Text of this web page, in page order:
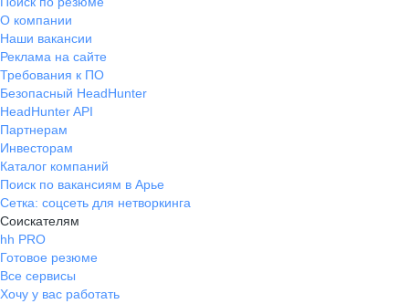
О компании
Наши вакансии
Реклама на сайте
Требования к ПО
Безопасный HeadHunter
HeadHunter API
Партнерам
Инвесторам
Каталог компаний
Поиск по вакансиям в Арье
Сетка: соцсеть для нетворкинга
Соискателям
hh PRO
Готовое резюме
Все сервисы
Хочу у вас работать